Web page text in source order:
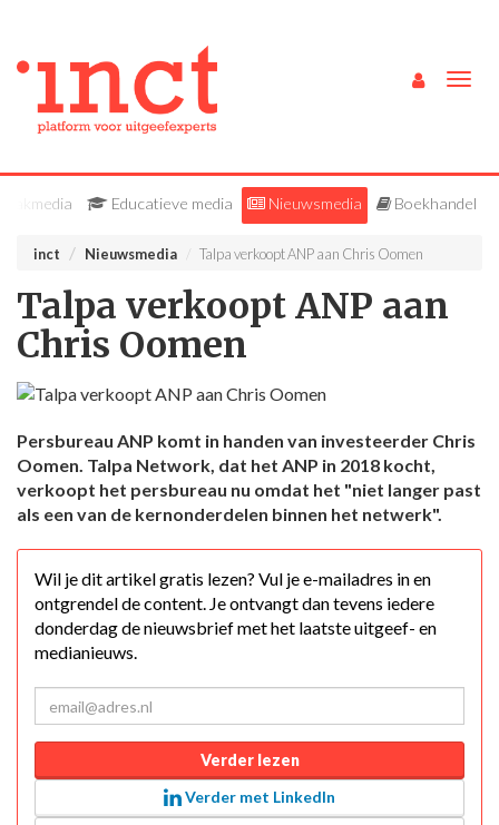
Vakmedia Educatieve media Nieuwsmedia Boekhandel
inct Nieuwsmedia Talpa verkoopt ANP aan Chris Oomen
Talpa verkoopt ANP aan
Chris Oomen
Persbureau ANP komt in handen van investeerder Chris
Oomen. Talpa Network, dat het ANP in 2018 kocht,
verkoopt het persbureau nu omdat het "niet langer past
als een van de kernonderdelen binnen het netwerk".
Wil je dit artikel gratis lezen? Vul je e-mailadres in en
ontgrendel de content. Je ontvangt dan tevens iedere
donderdag de nieuwsbrief met het laatste uitgeef- en
medianieuws.
Verder lezen
Verder met LinkedIn